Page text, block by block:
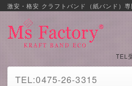
激安・格安 クラフトバンド（紙バンド）
TEL
TEL:0475-26-3315